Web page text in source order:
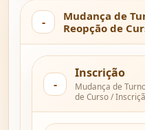
Mudança de
Reopção de
Inscrição
Mudança de
de Curso /